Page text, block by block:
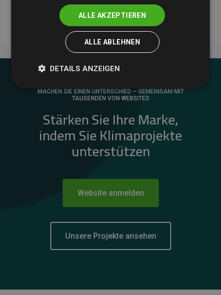
messbare Klimawirkung unseres Ansatzes.
MACHEN SIE EINEN UNTERSCHIED – GEMEINSAM MIT
TAUSENDEN VON WEBSITES
Stärken Sie Ihre Marke,
indem Sie Klimaprojekte
unterstützen
Website anmelden
Unsere Projekte ansehen
ALLE AKZEPTIEREN
ALLE ABLEHNEN
DETAILS ANZEIGEN